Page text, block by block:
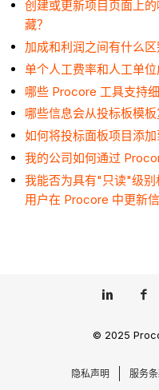
创建或更新项目页面上
藏？
加成和利润之间有什么区
单个人工费率和人工单
哪些 Procore 工具支持细
哪些信息会从投标板模板
如何将投标面板项目添
我的公司如何通过
我能否为具有"只读"级
用户在 Procore 中更新信
© 2025
隐私声明 服务